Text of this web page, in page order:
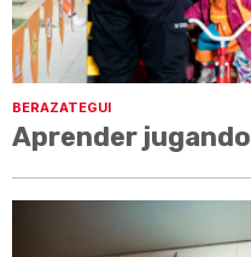
BERAZATEGUI
Aprender